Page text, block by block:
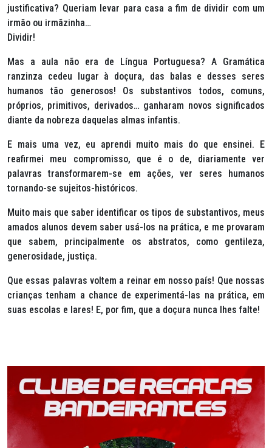
justificativa? Queriam levar para casa a fim de dividir com um
irmão ou irmãzinha…
Dividir!
Mas a aula não era de Língua Portuguesa? A Gramática
ranzinza cedeu lugar à doçura, das balas e desses seres
humanos tão generosos! Os substantivos todos, comuns,
próprios, primitivos, derivados… ganharam novos significados
diante da nobreza daquelas almas infantis.
E mais uma vez, eu aprendi muito mais do que ensinei. E
reafirmei meu compromisso, que é o de, diariamente ver
palavras transformarem-se em ações, ver seres humanos
tornando-se sujeitos-históricos.
Muito mais que saber identificar os tipos de substantivos, meus
amados alunos devem saber usá-los na prática, e me provaram
que sabem, principalmente os abstratos, como gentileza,
generosidade, justiça.
Que essas palavras voltem a reinar em nosso país! Que nossas
crianças tenham a chance de experimentá-las na prática, em
suas escolas e lares! E, por fim, que a doçura nunca lhes falte!